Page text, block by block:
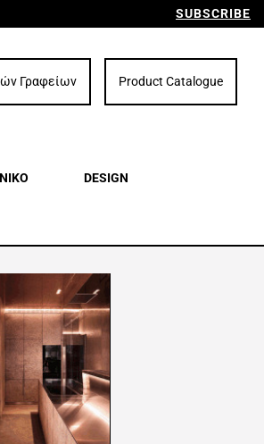
SUBSCRIBE
Γραφείων Product Catalogue
DESIGN